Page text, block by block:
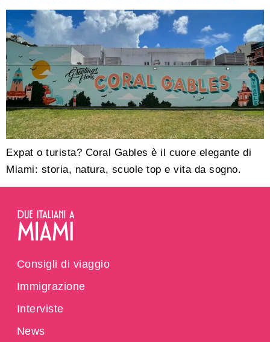
Expat o turista? Coral Gables è il cuore elegante di
Miami: storia, natura, scuole top e vita da sogno.
Consigli di viaggio
Immigrazione
Interviste
News